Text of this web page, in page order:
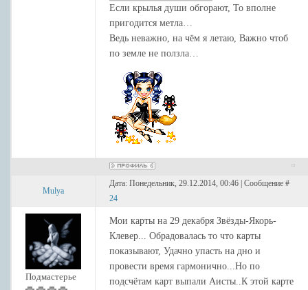
Если крылья души обгорают, То вполне
пригодится метла…
Ведь неважно, на чём я летаю, Важно чтоб
по земле не ползла…
Mulya
Дата: Понедельник, 29.12.2014, 00:46 | Сообщение #
24
Подмастерье
Мои карты на 29 декабря Звёзды-Якорь-
Клевер... Обрадовалась то что карты
показывают, Удачно упасть на дно и
провести время гармонично...Но по
подсчётам карт выпали Аисты..К этой карте